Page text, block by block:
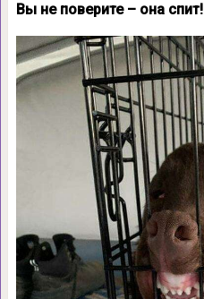
Вы не поверите – она спит!